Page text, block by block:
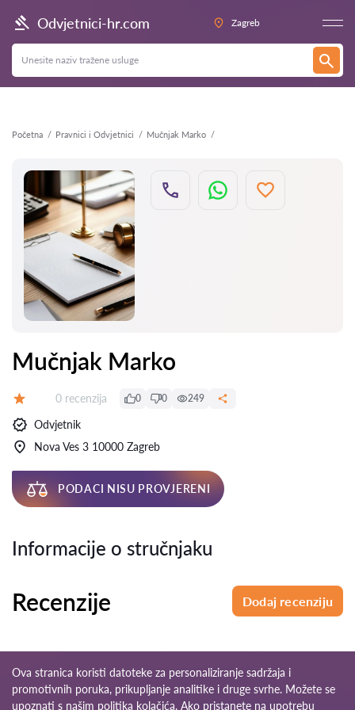
Odvjetnici-hr.com Zagreb
Početna Pravnici i Odvjetnici Mučnjak Marko
Natrag
Mučnjak Marko
Recenzija:
0 recenzija 0 0 249
Odvjetnik
Nova Ves 3 10000 Zagreb
PODACI NISU PROVJERENI
Informacije o stručnjaku
Recenzije Dodaj recenziju
Ova stranica koristi datoteke za personaliziranje sadržaja i
promotivnih poruka, prikupljanje analitike i druge svrhe. Možete se
upoznati s našim politika kolačića. Ako pristanete na upotrebu